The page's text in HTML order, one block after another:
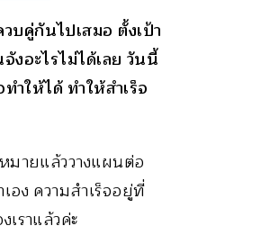
บคู่กันไปเสมอ ตั้งเป้า
งอะไรไม่ได้เลย วันนี้
ำให้ได้ ทำให้สำเร็จ
มายแล้ววางแผนต่อ
อง ความสำเร็จอยู่ที่
ราแล้วค่ะ